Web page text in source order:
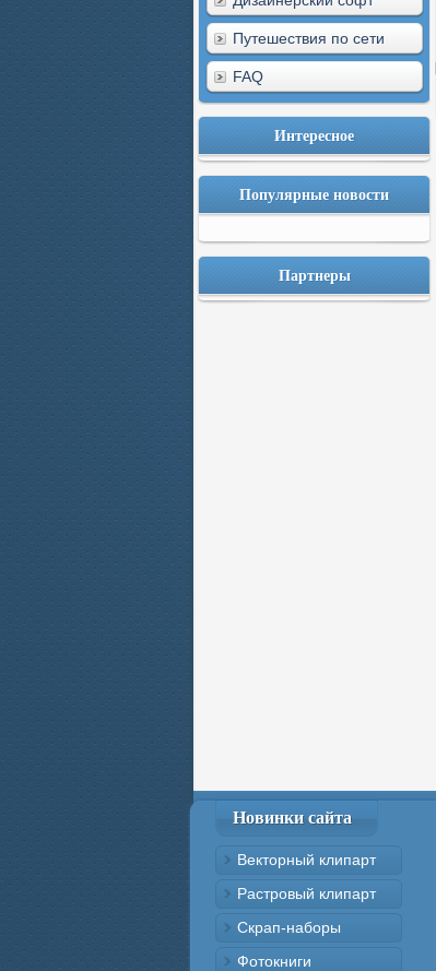
Путешествия по сети
FAQ
Интересное
Популярные новости
Партнеры
Новинки сайта
Векторный клипарт
Растровый клипарт
Скрап-наборы
Фотокниги